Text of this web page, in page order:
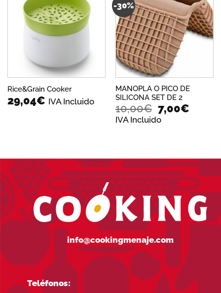
Añadir
a la
lista de
deseos
Rice&Grain Cooker
29,04€ IVA Incluido
-30%
Añadir
a la
lista de
deseos
MANOPLA O PICO DE
SILICONA SET DE 2
10,00€ El
precio
7,00€
IVA Incluido
info@cookingmenaje.com
Teléfonos: